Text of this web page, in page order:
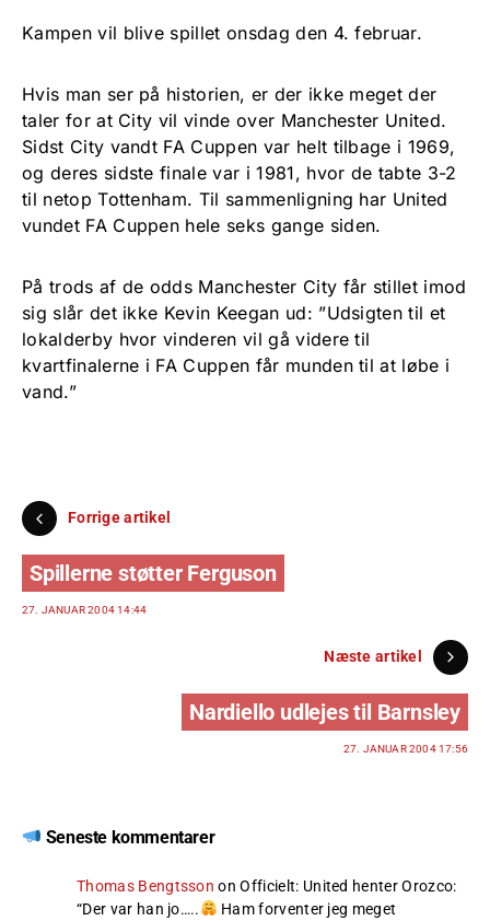
Kampen vil blive spillet onsdag den 4. februar.
Hvis man ser på historien, er der ikke meget der
taler for at City vil vinde over Manchester United.
Sidst City vandt FA Cuppen var helt tilbage i 1969,
og deres sidste finale var i 1981, hvor de tabte 3-2
til netop Tottenham. Til sammenligning har United
vundet FA Cuppen hele seks gange siden.
På trods af de odds Manchester City får stillet imod
sig slår det ikke Kevin Keegan ud: ”Udsigten til et
lokalderby hvor vinderen vil gå videre til
kvartfinalerne i FA Cuppen får munden til at løbe i
vand.”
Forrige artikel
Spillerne støtter Ferguson
27. JANUAR 2004 14:44
Næste artikel
Nardiello udlejes til Barnsley
27. JANUAR 2004 17:56
Seneste kommentarer
Thomas Bengtsson onOfficielt: United henter Orozco:
“Der var han jo…..
Ham forventer jeg meget